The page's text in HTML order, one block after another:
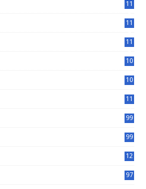
11
11
11
10
10
11
99
99
12
97